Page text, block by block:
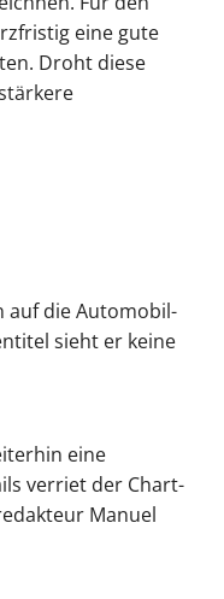
eine gute
Droht diese
auf die Automobil-
sieht er keine
eine
verriet der Chart-
Manuel